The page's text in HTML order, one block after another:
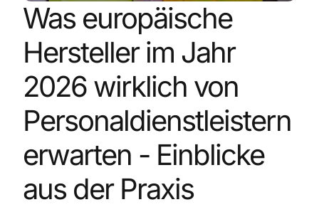
Was europäische
Hersteller im Jahr
2026 wirklich von
Personaldienstleistern
erwarten - Einblicke
aus der Praxis